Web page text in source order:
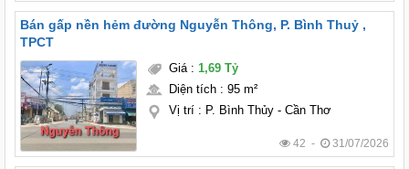
Bán gấp nền hẻm đường Nguyễn Thông, P. Bình Thuỷ ,
TPCT
Giá: 1,69 Tỷ
Diện tích: 95 m²
Vị trí: P. Bình Thủy - Cần Thơ
42 - 31/07/2026